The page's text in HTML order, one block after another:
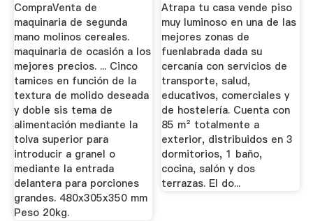
CompraVenta de
maquinaria de segunda
mano molinos cereales.
maquinaria de ocasión a los
mejores precios. ... Cinco
tamices en función de la
textura de molido deseada
y doble sis tema de
alimentación mediante la
tolva superior para
introducir a granel o
mediante la entrada
delantera para porciones
grandes. 480x305x350 mm
Peso 20kg.
Atrapa tu casa vende piso
muy luminoso en una de las
mejores zonas de
fuenlabrada dada su
cercanía con servicios de
transporte, salud,
educativos, comerciales y
de hostelería. Cuenta con
85 m² totalmente a
exterior, distribuidos en 3
dormitorios, 1 baño,
cocina, salón y dos
terrazas. El do...